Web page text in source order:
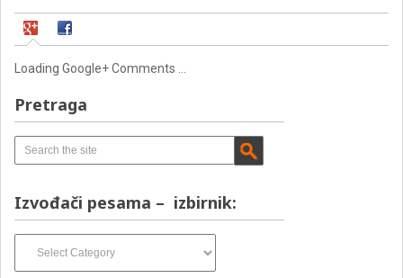
Loading Google+ Comments ...
Pretraga
Izvođači pesama – izbirnik:
pesama